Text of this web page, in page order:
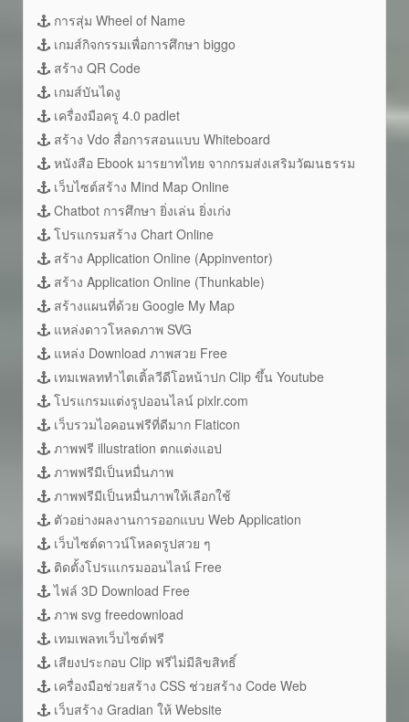
การสุ่ม Wheel of Name
เกมส์กิจกรรมเพื่อการศึกษา biggo
สร้าง QR Code
เกมส์บันไดงู
เครื่องมือครู 4.0 padlet
สร้าง Vdo สื่อการสอนแบบ Whiteboard
หนังสือ Ebook มารยาทไทย จากกรมส่งเสริมวัฒนธรรม
เว็บไซต์สร้าง Mind Map Online
Chatbot การศึกษา ยิ่งเล่น ยิ่งเก่ง
โปรแกรมสร้าง Chart Online
สร้าง Application Online (Appinventor)
สร้าง Application Online (Thunkable)
สร้างแผนที่ด้วย Google My Map
แหล่งดาวโหลดภาพ SVG
แหล่ง Download ภาพสวย Free
เทมเพลททำไตเติ้ลวีดีโอหน้าปก Clip ขึ้น Youtube
โปรแกรมแต่งรูปออนไลน์ pixlr.com
เว็บรวมไอคอนฟรีที่ดีมาก Flaticon
ภาพฟรี illustration ตกแต่งแอป
ภาพฟรีมีเป็นหมื่นภาพ
ภาพฟรีมีเป็นหมื่นภาพให้เลือกใช้
ตัวอย่างผลงานการออกแบบ Web Application
เว็บไซต์ดาวน์โหลดรูปสวย ๆ
ติดตั้งโปรแเกรมออนไลน์ Free
ไฟล์ 3D Download Free
ภาพ svg freedownload
เทมเพลทเว็บไซต์ฟรี
เสียงประกอบ Clip ฟรีไม่มีลิขสิทธิ์
เครื่องมือช่วยสร้าง CSS ช่วยสร้าง Code Web
เว็บสร้าง Gradian ให้ Website